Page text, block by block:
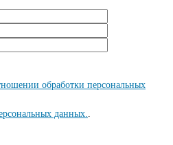
обработки персональных
данных.